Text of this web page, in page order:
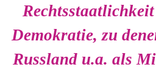
Demokratie, zu
Russland u.a. als